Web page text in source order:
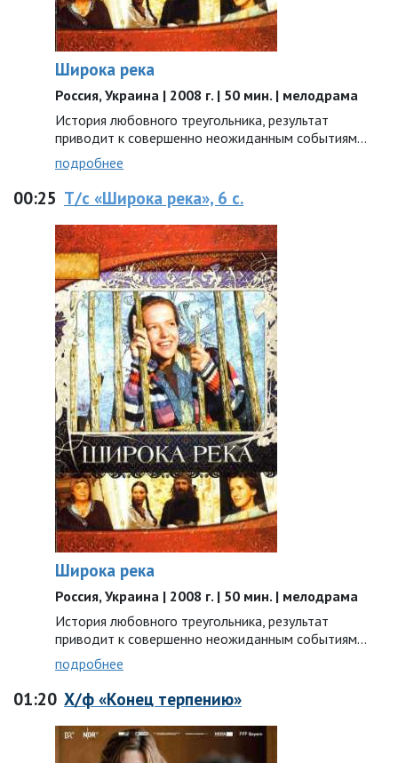
Широка река
Россия, Украина | 2008 г. | 50 мин. | мелодрама
История любовного треугольника, результат
приводит к совершенно неожиданным событиям...
подробнее
00:25 Т/с «Широка река», 6 с.
Широка река
Россия, Украина | 2008 г. | 50 мин. | мелодрама
История любовного треугольника, результат
приводит к совершенно неожиданным событиям...
подробнее
01:20 Х/ф «Конец терпению»